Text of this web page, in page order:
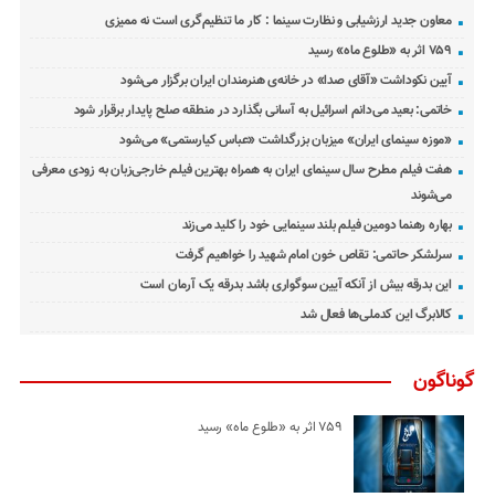
معاون جدید ارزشیابی و نظارت سینما : کار ما تنظیم‌گری است نه ممیزی
۷۵۹ اثر به «طلوع ماه» رسید
آیین نکوداشت «آقای صدا» در خانه‌ی هنرمندان ایران برگزار می‌شود
خاتمی: بعید می‌دانم اسرائیل به آسانی بگذارد در منطقه صلح پایدار برقرار شود
«موزه سینمای ایران» میزبان بزرگداشت «عباس کیارستمی» می‌شود
هفت فیلم مطرح سال سینمای ایران به همراه بهترین فیلم خارجی‌زبان به زودی معرفی
می‌شوند
بهاره رهنما دومین فیلم بلند سینمایی خود را کلید می‌زند
سرلشکر حاتمی: تقاص خون امام شهید را خواهیم گرفت
این بدرقه بیش از آنکه آیین سوگواری باشد بدرقه یک آرمان است
کالابرگ این کدملی‌ها فعال شد
گوناگون
۷۵۹ اثر به «طلوع ماه» رسید